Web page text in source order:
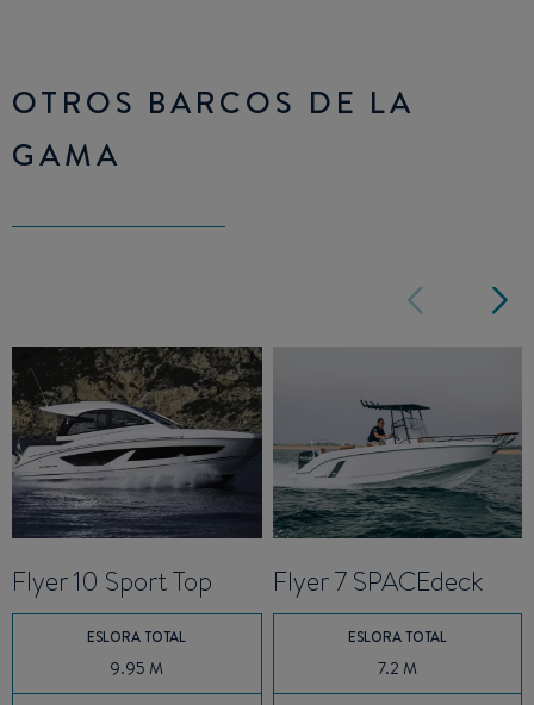
OTROS BARCOS DE LA
GAMA
Flyer 10 Sport Top
ESLORA TOTAL
9.95 M
Flyer 7 SPACEdeck
ESLORA TOTAL
7.2 M